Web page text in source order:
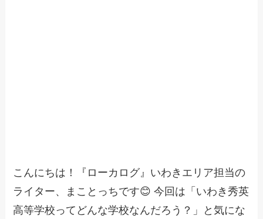
こんにちは！『ローカログ』いわきエリア担当の
ライター、まことっちです😊 今回は「いわき秀英
高等学校ってどんな学校なんだろう？」と気にな